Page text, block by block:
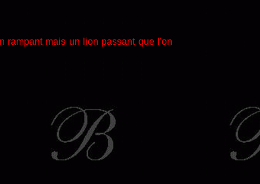
rampant mais un lion passant que l'on